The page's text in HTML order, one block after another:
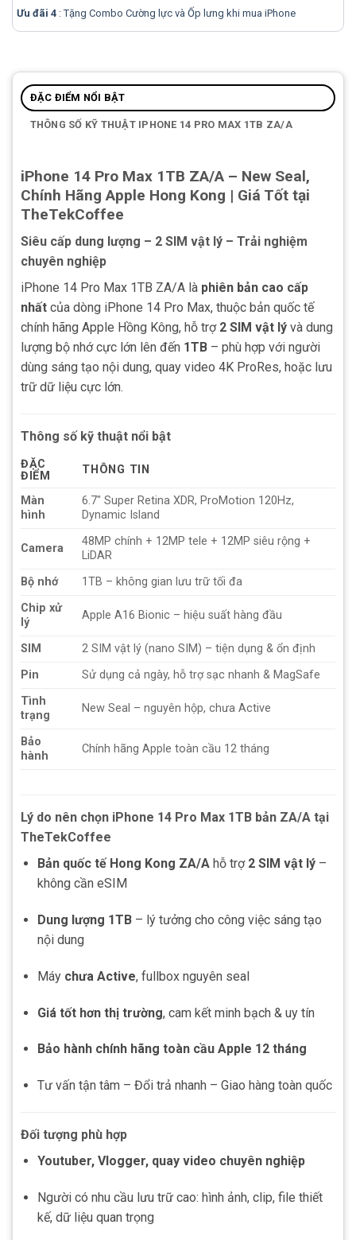
Ưu đãi 4 : Tặng Combo Cường lực và Ốp lưng khi mua iPhone
ĐẶC ĐIỂM NỔI BẬT
THÔNG SỐ KỸ THUẬT IPHONE 14 PRO MAX 1TB ZA/A
iPhone 14 Pro Max 1TB ZA/A – New Seal,
Chính Hãng Apple Hong Kong | Giá Tốt tại
TheTekCoffee
Siêu cấp dung lượng – 2 SIM vật lý – Trải nghiệm
chuyên nghiệp
iPhone 14 Pro Max 1TB ZA/A là phiên bản cao cấp
nhất của dòng iPhone 14 Pro Max, thuộc bản quốc tế
chính hãng Apple Hồng Kông, hỗ trợ 2 SIM vật lý và dung
lượng bộ nhớ cực lớn lên đến 1TB – phù hợp với người
dùng sáng tạo nội dung, quay video 4K ProRes, hoặc lưu
trữ dữ liệu cực lớn.
Thông số kỹ thuật nổi bật
ĐẶC
ĐIỂM
THÔNG TIN
Màn
hình
6.7″ Super Retina XDR, ProMotion 120Hz,
Dynamic Island
Camera
48MP chính + 12MP tele + 12MP siêu rộng +
LiDAR
Bộ nhớ
1TB – không gian lưu trữ tối đa
Chip xử
lý
Apple A16 Bionic – hiệu suất hàng đầu
SIM
2 SIM vật lý (nano SIM) – tiện dụng & ổn định
Pin
Sử dụng cả ngày, hỗ trợ sạc nhanh & MagSafe
Tình
trạng
New Seal – nguyên hộp, chưa Active
Bảo
hành
Chính hãng Apple toàn cầu 12 tháng
Lý do nên chọn iPhone 14 Pro Max 1TB bản ZA/A tại
TheTekCoffee
Bản quốc tế Hong Kong ZA/Ahỗ trợ 2 SIM vật lý–
không cần eSIM
Dung lượng 1TB– lý tưởng cho công việc sáng tạo
nội dung
Máy chưa Active, fullbox nguyên seal
Giá tốt hơn thị trường, cam kết minh bạch & uy tín
Bảo hành chính hãng toàn cầu Apple 12 tháng
Tư vấn tận tâm – Đổi trả nhanh – Giao hàng toàn quốc
Đối tượng phù hợp
Youtuber, Vlogger, quay video chuyên nghiệp
Người có nhu cầu lưu trữ cao: hình ảnh, clip, file thiết
kế, dữ liệu quan trọng